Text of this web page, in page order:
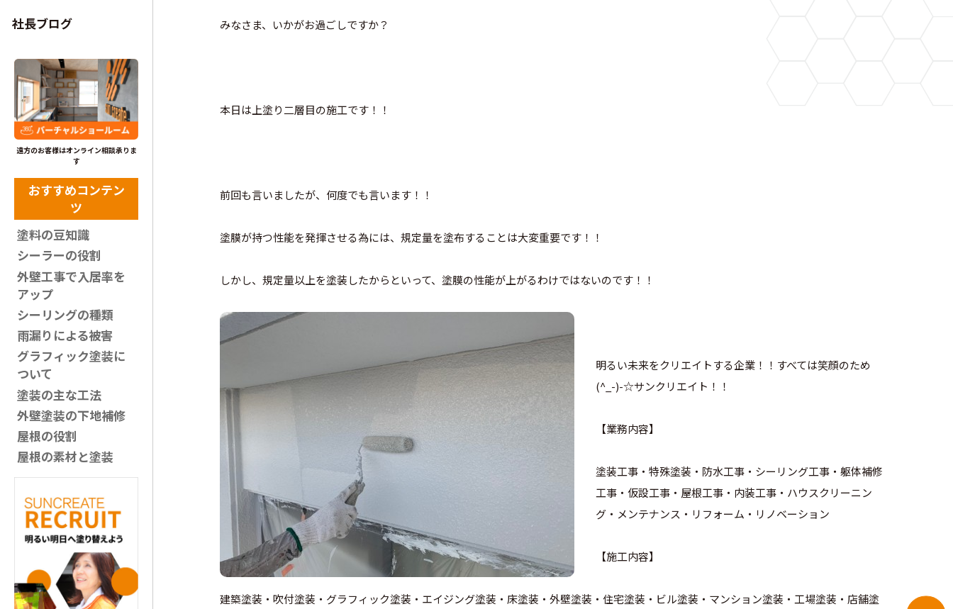
社長ブログ
遠方のお客様はオンライン相談承りま
す
おすすめコンテン
ツ
塗料の豆知識
シーラーの役割
外壁工事で入居率を
アップ
シーリングの種類
雨漏りによる被害
グラフィック塗装に
ついて
塗装の主な工法
外壁塗装の下地補修
屋根の役割
屋根の素材と塗装
みなさま、いかがお過ごしですか？
本日は上塗り二層目の施工です！！
前回も言いましたが、何度でも言います！！
塗膜が持つ性能を発揮させる為には、規定量を塗布することは大変重要です！！
しかし、規定量以上を塗装したからといって、塗膜の性能が上がるわけではないのです！！
明るい未来をクリエイトする企業！！すべては笑顔のため
(^_-)-☆サンクリエイト！！
【業務内容】
塗装工事・特殊塗装・防水工事・シーリング工事・躯体補修
工事・仮設工事・屋根工事・内装工事・ハウスクリーニン
グ・メンテナンス・リフォーム・リノベーション
【施工内容】
建築塗装・吹付塗装・グラフィック塗装・エイジング塗装・床塗装・外壁塗装・住宅塗装・ビル塗装・マンション塗装・工場塗装・店舗塗